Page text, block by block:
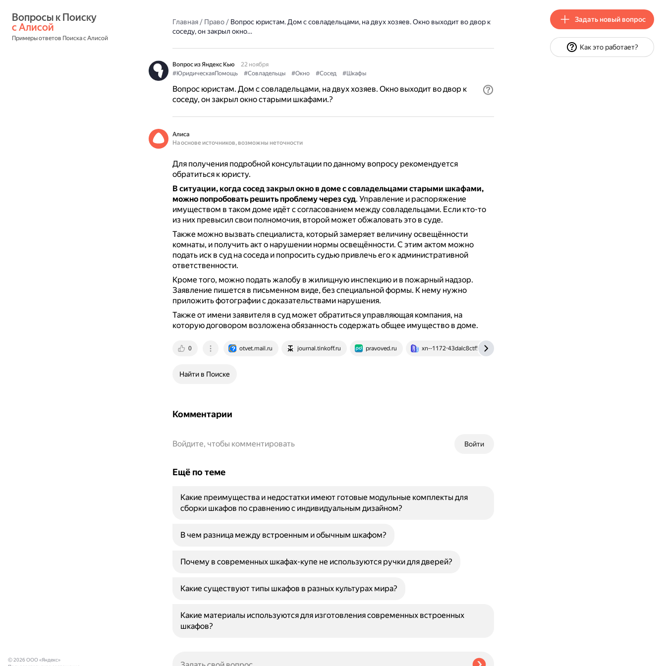
с Алисой
Примеры ответов Поиска с Алисой
Главная/ Право/ Вопрос юристам. Дом с совладельцами, на двух хозяев. Окно выходит во двор к
соседу, он закрыл окно…
Вопрос из Яндекс Кью
22 ноября
#ЮридическаяПомощь
#Совладельцы #Окно #Сосед #Шкафы
Вопрос юристам. Дом с совладельцами, на двух хозяев. Окно выходит во двор к
соседу, он закрыл окно старыми шкафами.?
Алиса
На основе источников, возможны неточности
Для получения подробной консультации по данному вопросу рекомендуется
обратиться к юристу.
В ситуации, когда сосед закрыл окно в доме с совладельцами старыми шкафами,
можно попробовать решить проблему через суд. Управление и распоряжение
имуществом в таком доме идёт с согласованием между совладельцами. Если кто-то
из них превысил свои полномочия, второй может обжаловать это в суде.
Также можно вызвать специалиста, который замеряет величину освещённости
комнаты, и получить акт о нарушении нормы освещённости. С этим актом можно
подать иск в суд на соседа и попросить судью привлечь его к административной
ответственности.
Кроме того, можно подать жалобу в жилищную инспекцию и в пожарный надзор.
Заявление пишется в письменном виде, без специальной формы. К нему нужно
приложить фотографии с доказательствами нарушения.
Также от имени заявителя в суд может обратиться управляющая компания, на
которую договором возложена обязанность содержать общее имущество в доме.
0 otvet.mail.ru journal.tinkoff.ru pravoved.ru xn--1172-43dalc8ctf5a6aqlw9f.xn--p1ai
Найти в Поиске
Комментарии
Войти
Войдите, чтобы комментировать
Ещё по теме
Какие преимущества и недостатки имеют готовые модульные комплекты для
сборки шкафов по сравнению с индивидуальным дизайном?
В чем разница между встроенным и обычным шкафом?
Почему в современных шкафах-купе не используются ручки для дверей?
Какие существуют типы шкафов в разных культурах мира?
Какие материалы используются для изготовления современных встроенных
шкафов?
© 2026 ООО «Яндекс»
Задать новый вопрос
Как это работает?